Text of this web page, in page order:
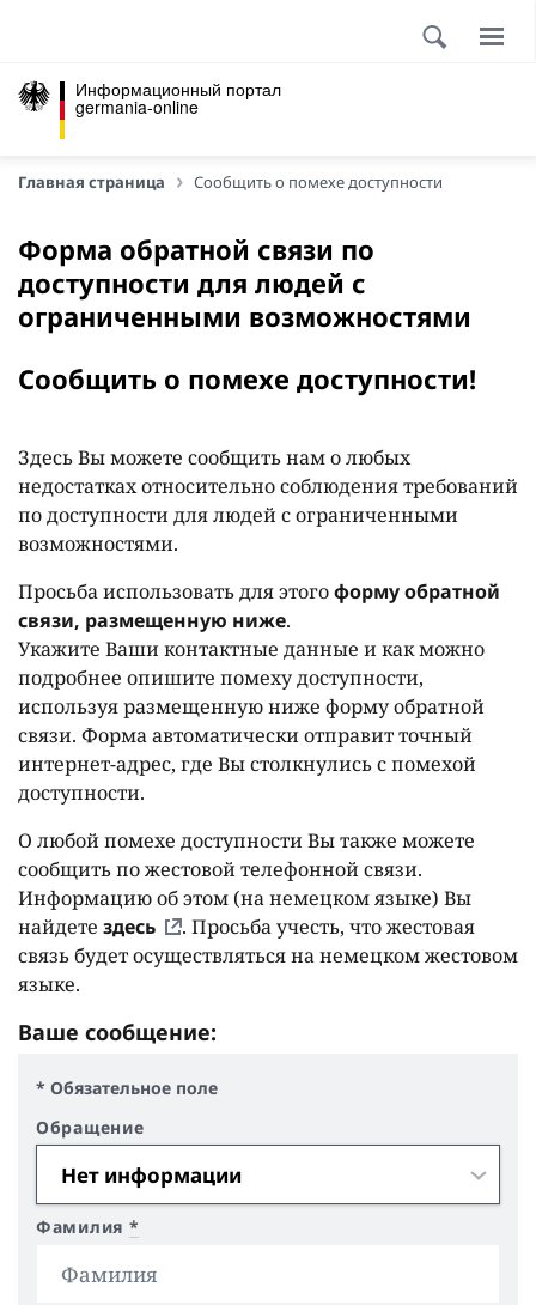
Информационный портал
germania-online
Главная страница Сообщить о помехе доступности
Форма обратной связи по
доступности для людей с
ограниченными возможностями
Сообщить о помехе доступности!
Здесь Вы можете сообщить нам о любых
недостатках относительно соблюдения требований
по доступности для людей с ограниченными
возможностями.
Просьба использовать для этогоформу обратной
связи, размещенную ниже.
Укажите Ваши контактные данные и как можно
подробнее опишите помеху доступности,
используя размещенную ниже форму обратной
связи. Форма автоматически отправит точный
интернет-адрес, где Вы столкнулись с помехой
доступности.
О любой помехе доступности Вы также можете
сообщить по жестовой телефонной связи.
Информацию об этом (на немецком языке) Вы
найдете здесь
. Просьба учесть, что жестовая
связь будет осуществляться на немецком жестовом
языке.
Ваше сообщение:
* Обязательное поле
Обращение
Фамилия *